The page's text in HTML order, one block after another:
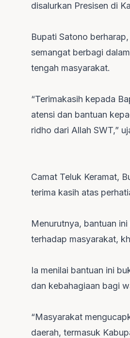
disalurkan Presisen di
Bupati Satono
semangat berbagi
tengah masyarakat.
“Terimakasih kepada
atensi dan bantuan
ridho dari Allah SWT,”
Camat Teluk Keramat,
terima kasih atas
Menurutnya, bantuan
terhadap masyarakat,
Ia menilai bantuan ini
dan kebahagiaan bagi
“Masyarakat
daerah, termasuk